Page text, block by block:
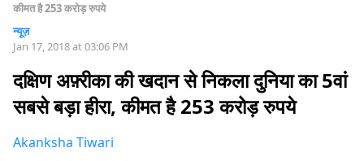
कीमत है 253 करोड़ रुपये
न्यूज़
Jan 17, 2018 at 03:06 PM
दक्षिण अफ़्रीका की खदान से निकला दुनिया का 5वां
सबसे बड़ा हीरा, कीमत है 253 करोड़ रुपये
Akanksha Tiwari